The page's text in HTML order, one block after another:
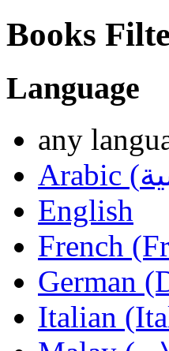
Books
Language
any
English
French
German
Italian